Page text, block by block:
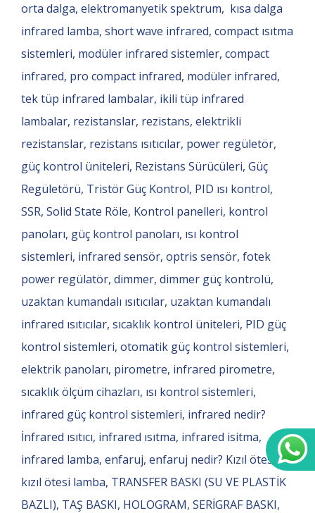
orta dalga, elektromanyetik spektrum, kısa dalga
infrared lamba, short wave infrared, compact ısıtma
sistemleri, modüler infrared sistemler, compact
infrared, pro compact infrared, modüler infrared,
tek tüp infrared lambalar, ikili tüp infrared
lambalar, rezistanslar, rezistans, elektrikli
rezistanslar, rezistans ısıtıcılar, power regületör,
güç kontrol üniteleri, Rezistans Sürücüleri, Güç
Regületörü, Tristör Güç Kontrol, PID ısı kontrol,
SSR, Solid State Röle, Kontrol panelleri, kontrol
panoları, güç kontrol panoları, ısı kontrol
sistemleri, infrared sensör, optris sensör, fotek
power regülatör, dimmer, dimmer güç kontrolü,
uzaktan kumandalı ısıtıcılar, uzaktan kumandalı
infrared ısıtıcılar, sıcaklık kontrol üniteleri, PID güç
kontrol sistemleri, otomatik güç kontrol sistemleri,
elektrik panoları, pirometre, infrared pirometre,
sıcaklık ölçüm cihazları, ısı kontrol sistemleri,
infrared güç kontrol sistemleri, infrared nedir?
İnfrared ısıtıcı, infrared ısıtma, infrared isitma,
infrared lamba, enfaruj, enfaruj nedir? Kızıl ötesi,
kızıl ötesi lamba, TRANSFER BASKI (SU VE PLASTİK
BAZLI), TAŞ BASKI, HOLOGRAM, SERİGRAF BASKI,